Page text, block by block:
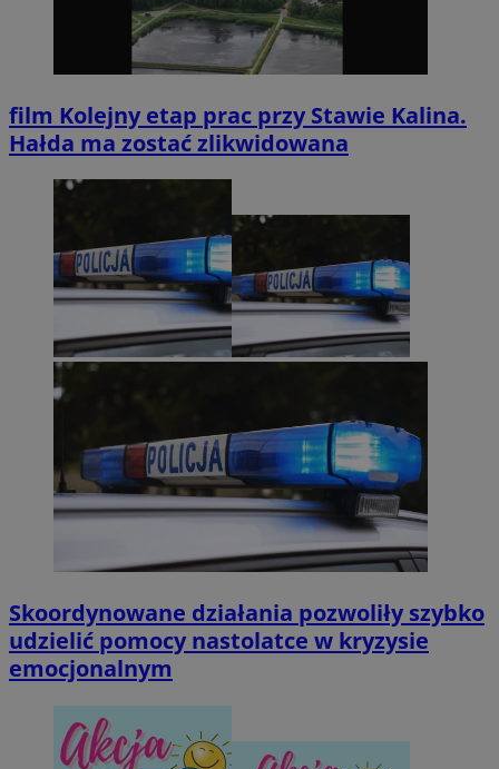
film Kolejny etap prac przy Stawie Kalina.
Hałda ma zostać zlikwidowana
Skoordynowane działania pozwoliły szybko
udzielić pomocy nastolatce w kryzysie
emocjonalnym